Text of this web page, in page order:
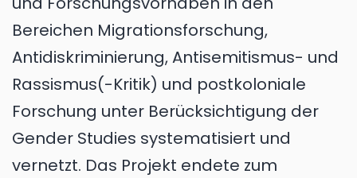
Bereichen Migrationsforschung,
Antidiskriminierung, Antisemitismus- und
Rassismus(-Kritik) und postkoloniale
Forschung unter Berücksichtigung der
Gender Studies systematisiert und
vernetzt. Das Projekt endete zum